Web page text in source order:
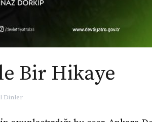
Bir Hikaye
Dinler